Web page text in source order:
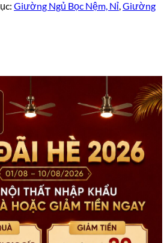
Giường Ngủ Bọc Nệm, Nỉ,Giường